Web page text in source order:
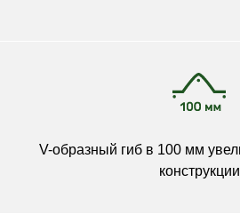
V-образный гиб в 100 мм
конструкции